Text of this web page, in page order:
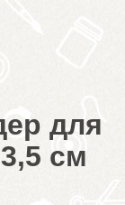
для
см